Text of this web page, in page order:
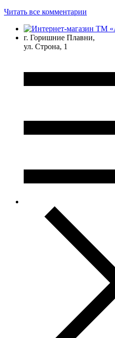
Читать все комментарии
г. Горишние Плавни,
ул. Строна, 1